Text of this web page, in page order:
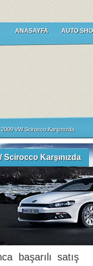
ANASAYFA AUTO
2009 VW Scirocco Karşınızda
Scirocco Karşınızda
başarılı satış